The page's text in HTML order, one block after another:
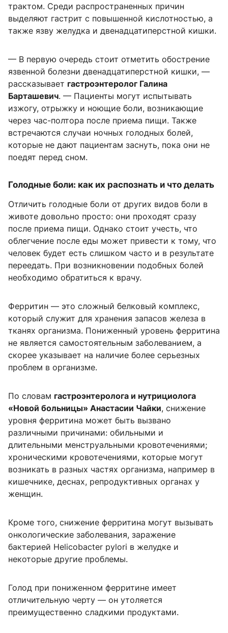
трактом. Среди распространенных причин
выделяют гастрит с повышенной кислотностью, а
также язву желудка и двенадцатиперстной кишки.
— В первую очередь стоит отметить обострение
язвенной болезни двенадцатиперстной кишки, —
рассказывает гастроэнтеролог Галина
Барташевич. — Пациенты могут испытывать
изжогу, отрыжку и ноющие боли, возникающие
через час-полтора после приема пищи. Также
встречаются случаи ночных голодных болей,
которые не дают пациентам заснуть, пока они не
поедят перед сном.
Голодные боли: как их распознать и что делать
Отличить голодные боли от других видов боли в
животе довольно просто: они проходят сразу
после приема пищи. Однако стоит учесть, что
облегчение после еды может привести к тому, что
человек будет есть слишком часто и в результате
переедать. При возникновении подобных болей
необходимо обратиться к врачу.
Ферритин — это сложный белковый комплекс,
который служит для хранения запасов железа в
тканях организма. Пониженный уровень ферритина
не является самостоятельным заболеванием, а
скорее указывает на наличие более серьезных
проблем в организме.
По словам гастроэнтеролога и нутрициолога
«Новой больницы» Анастасии Чайки, снижение
уровня ферритина может быть вызвано
различными причинами: обильными и
длительными менструальными кровотечениями;
хроническими кровотечениями, которые могут
возникать в разных частях организма, например в
кишечнике, деснах, репродуктивных органах у
женщин.
Кроме того, снижение ферритина могут вызывать
онкологические заболевания, заражение
бактерией Helicobacter pylori в желудке и
некоторые другие проблемы.
Голод при пониженном ферритине имеет
отличительную черту — он утоляется
преимущественно сладкими продуктами.